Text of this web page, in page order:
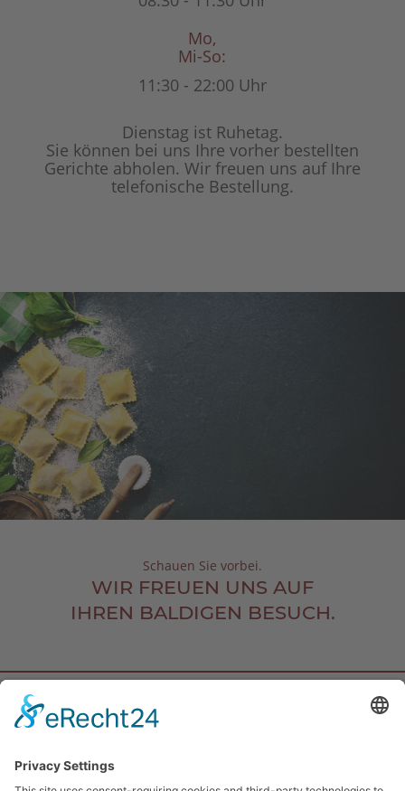
Mo,
Mi-So:
11:30 - 22:00 Uhr
Dienstag ist Ruhetag.
Sie können bei uns Ihre vorher bestellten
Gerichte abholen. Wir freuen uns auf Ihre
telefonische Bestellung.
Schauen Sie vorbei.
WIR FREUEN UNS AUF
IHREN BALDIGEN BESUCH.